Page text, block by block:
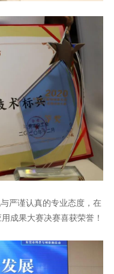
成果大赛决赛喜获荣誉！